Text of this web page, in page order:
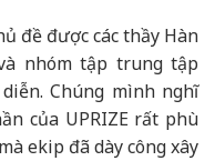
đề được các thầy Hàn
nhóm tập trung tập
Chúng mình nghĩ
của UPRIZE rất phù
ekip đã dày công xây